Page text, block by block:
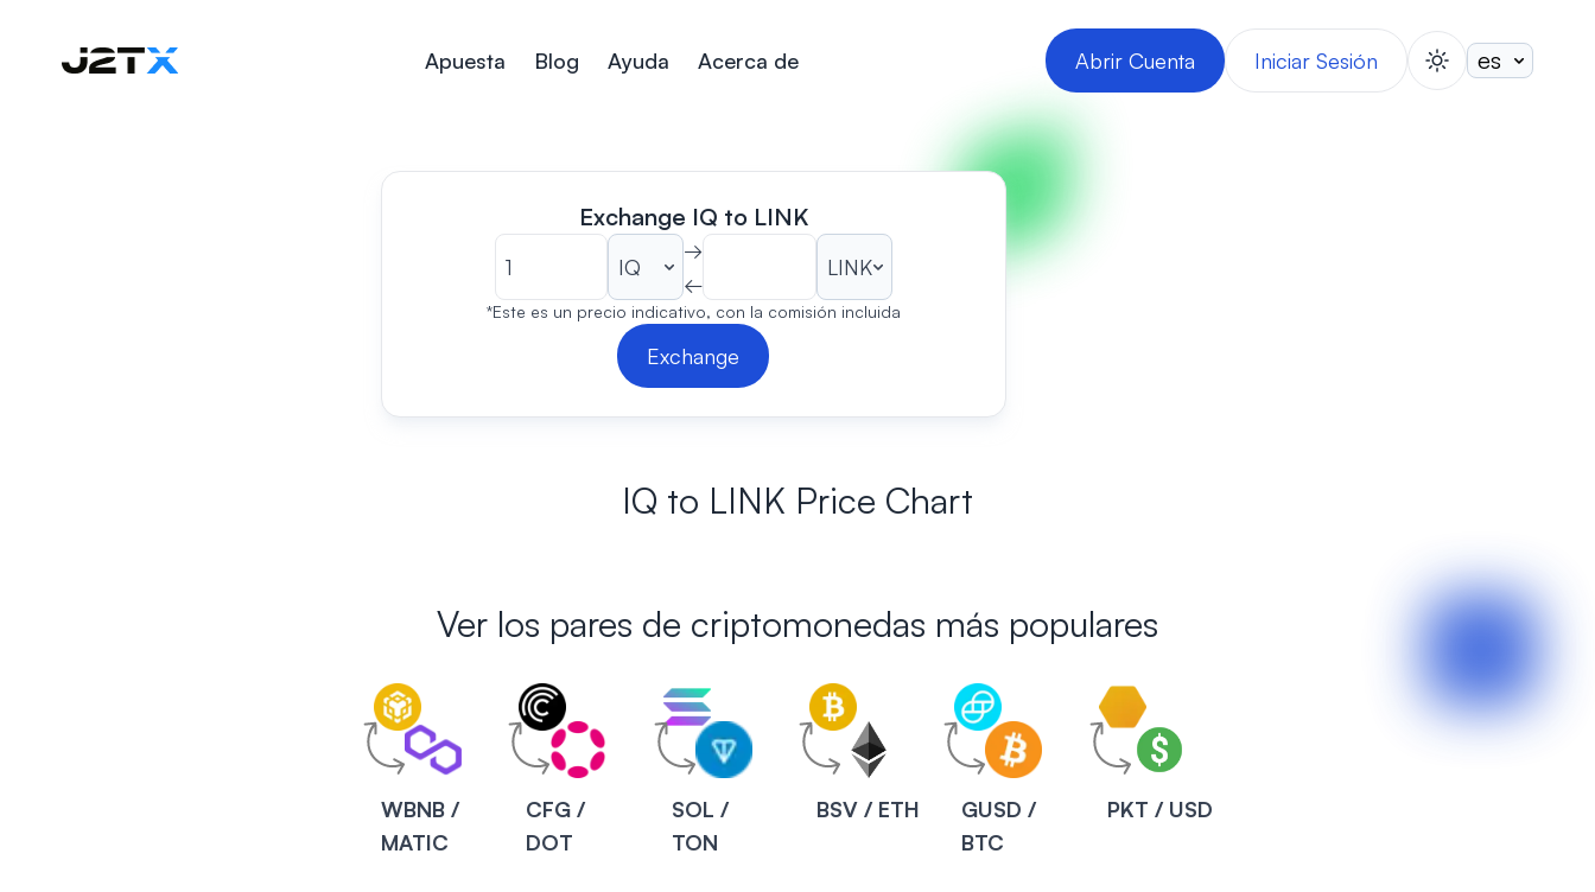
Apuesta Blog Ayuda Acerca de Abrir Cuenta Iniciar Sesión switch theme
Exchange IQ to LINK
→
←
*Este es un precio indicativo, con la comisión incluida
Exchange
IQ to LINK Price Chart
Ver los pares de criptomonedas más populares
WBNB /
MATIC
CFG /
DOT
SOL /
TON
BSV / ETH
GUSD /
BTC
PKT / USD